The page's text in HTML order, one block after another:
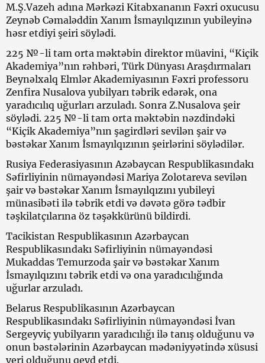
M.Ş.Vazeh adına Mərkəzi Kitabxananın Fəxri oxucusu
Zeynəb Cəmaləddin Xanım İsmayılqızının yubileyinə
həsr etdiyi şeiri söylədi.
225 №-li tam orta məktəbin direktor müavini, “Kiçik
Akademiya”nın rəhbəri, Türk Dünyası Araşdırmaları
Beynəlxalq Elmlər Akademiyasının Fəxri professoru
Zenfira Nusalova yubilyarı təbrik edərək, ona
yaradıcılıq uğurları arzuladı. Sonra Z.Nusalova şeir
söylədi. 225 №-li tam orta məktəbin nəzdindəki
“Kiçik Akademiya”nın şagirdləri sevilən şair və
bəstəkar Xanım İsmayılqızının şeirlərini söylədilər.
Rusiya Federasiyasının Azəbaycan Respublikasındakı
Səfirliyinin nümayəndəsi Mariya Zolotareva sevilən
şair və bəstəkar Xanım İsmayılqızını yubileyi
münasibəti ilə təbrik etdi və dəvətə görə tədbir
təşkilatçılarına öz təşəkkürünü bildirdi.
Tacikistan Respublikasının Azərbaycan
Respublikasındakı Səfirliyinin nümayəndəsi
Mukaddas Temurzoda şair və bəstəkar Xanım
İsmayılqızını təbrik etdi və ona yaradıcılığında
uğurlar arzuladı.
Belarus Respublikasının Azərbaycan
Respublikasındakı Səfirliyinin nümayəndəsi İvan
Sergeyviç yubilyarın yaradıcılığı ilə tanış olduğunu və
onun bəstələrinin Azərbaycan mədəniyyətində xüsusi
yeri olduğunu qeyd etdi.